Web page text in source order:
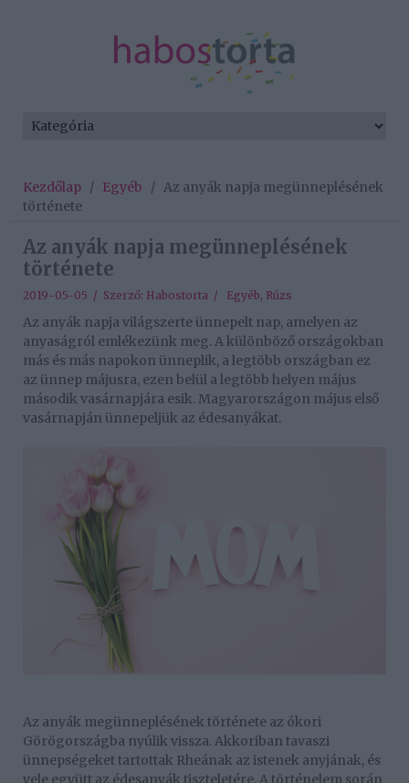
Kezdőlap / Egyéb / Az anyák napja megünneplésének
története
Az anyák napja megünneplésének
története
2019-05-05 / Szerző: Habostorta / Egyéb, Rúzs
Az anyák napja világszerte ünnepelt nap, amelyen az
anyaságról emlékezünk meg. A különböző országokban
más és más napokon ünneplik, a legtöbb országban ez
az ünnep májusra, ezen belül a legtöbb helyen május
második vasárnapjára esik. Magyarországon május első
vasárnapján ünnepeljük az édesanyákat.
Az anyák megünneplésének története az ókori
Görögországba nyúlik vissza. Akkoriban tavaszi
ünnepségeket tartottak Rheának az istenek anyjának, és
vele együtt az édesanyák tiszteletére. A történelem során